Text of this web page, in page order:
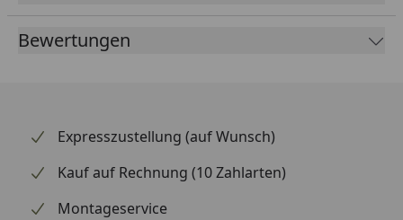
Bewertungen
Expresszustellung (auf Wunsch)
Kauf auf Rechnung (10 Zahlarten)
Montageservice